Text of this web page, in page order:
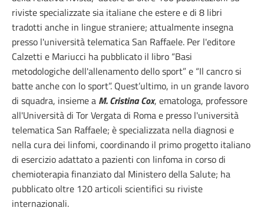
riviste specializzate sia italiane che estere e di 8 libri
tradotti anche in lingue straniere; attualmente insegna
presso l'università telematica San Raffaele. Per l'editore
Calzetti e Mariucci ha pubblicato il libro “Basi
metodologiche dell'allenamento dello sport” e “Il cancro si
batte anche con lo sport”. Quest’ultimo, in un grande lavoro
di squadra, insieme a M. Cristina Cox, ematologa, professore
all'Università di Tor Vergata di Roma e presso l'università
telematica San Raffaele; è specializzata nella diagnosi e
nella cura dei linfomi, coordinando il primo progetto italiano
di esercizio adattato a pazienti con linfoma in corso di
chemioterapia finanziato dal Ministero della Salute; ha
pubblicato oltre 120 articoli scientifici su riviste
internazionali.